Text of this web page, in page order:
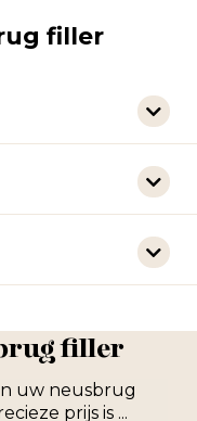
filler
filler
uw neusbrug
prijs is ...